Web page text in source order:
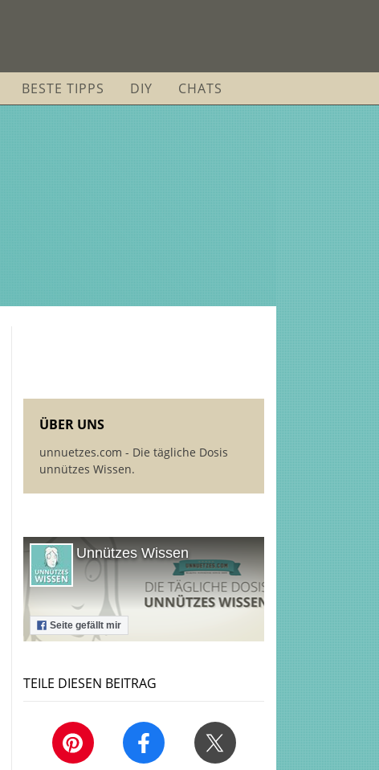
BESTE TIPPS DIY CHATS
ÜBER UNS
unnuetzes.com - Die tägliche Dosis
unnützes Wissen.
Unnützes Wissen
Seite gefällt mir
TEILE DIESEN BEITRAG